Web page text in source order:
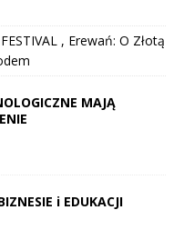
, Erewań: O Złotą
MAJĄ
i EDUKACJI